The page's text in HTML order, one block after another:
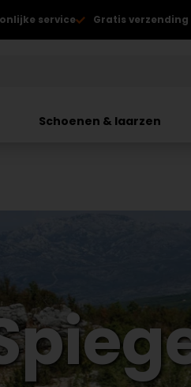
service Gratis
Schoenen & laarzen